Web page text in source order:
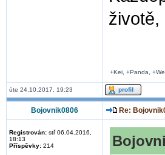
životě,
+Kei, +Panda,
úte 24.10.2017, 19:23
Bojovnik0806 Re:
Registrován: stř 06.04.2016,
18:13
Příspěvky: 214